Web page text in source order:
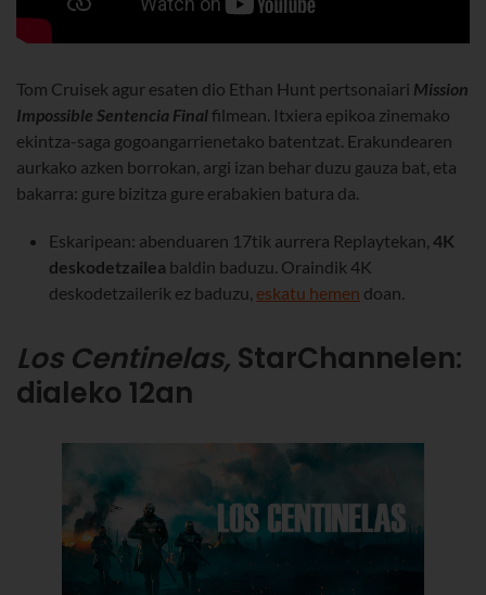
Tom Cruisek agur esaten dio Ethan Hunt pertsonaiari Mission
Impossible Sentencia Finalfilmean. Itxiera epikoa zinemako
ekintza-saga gogoangarrienetako batentzat. Erakundearen
aurkako azken borrokan, argi izan behar duzu gauza bat, eta
bakarra: gure bizitza gure erabakien batura da.
Eskaripean: abenduaren 17tik aurrera Replaytekan, 4K
deskodetzailea baldin baduzu. Oraindik 4K
deskodetzailerik ez baduzu, eskatu hemen doan.
Los Centinelas, StarChannelen:
dialeko 12an